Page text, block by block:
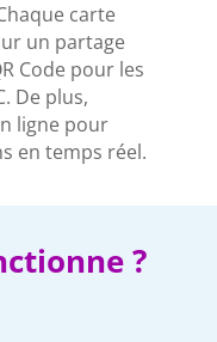
carte
un partage
Code pour les
De plus,
ligne pour
en temps réel.
?